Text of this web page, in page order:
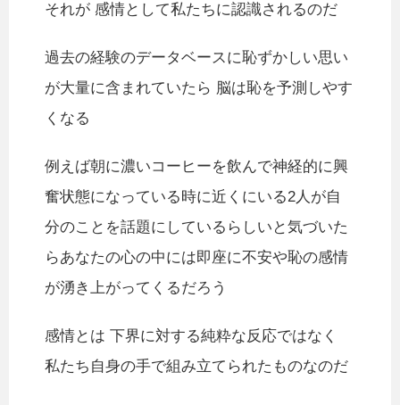
それが 感情として私たちに認識されるのだ
過去の経験のデータベースに恥ずかしい思い
が大量に含まれていたら 脳は恥を予測しやす
くなる
例えば朝に濃いコーヒーを飲んで神経的に興
奮状態になっている時に近くにいる2人が自
分のことを話題にしているらしいと気づいた
らあなたの心の中には即座に不安や恥の感情
が湧き上がってくるだろう
感情とは 下界に対する純粋な反応ではなく
私たち自身の手で組み立てられたものなのだ